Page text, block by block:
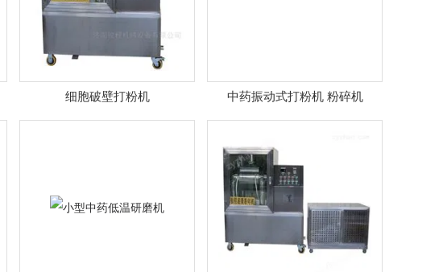
细胞破壁打粉机 中药振动式打粉机 粉碎机